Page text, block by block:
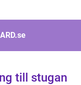
se
till stugan